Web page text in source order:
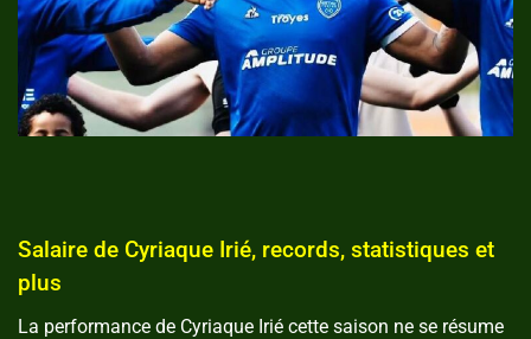
Salaire de Cyriaque Irié, records, statistiques et
plus
La performance de Cyriaque Irié cette saison ne se résume